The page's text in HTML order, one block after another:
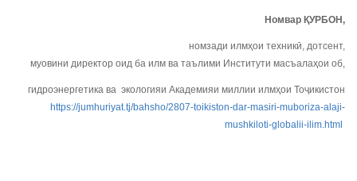
Номвар ҚУРБОН,
номзади илмҳои техникӣ, дотсент,
муовини директор оид ба илм ва таълими Институти масъалаҳои об,
гидроэнергетика ва экологияи Академияи миллии илмҳои Тоҷикистон
https://jumhuriyat.tj/bahsho/2807-toikiston-dar-masiri-muboriza-alaji-
mushkiloti-globalii-ilim.html